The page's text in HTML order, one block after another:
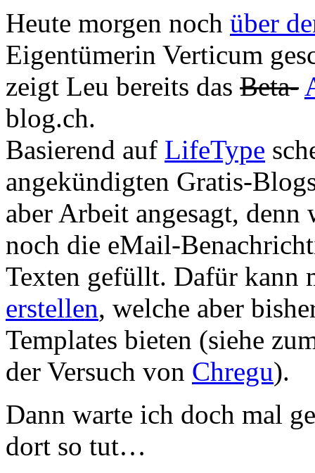
Heute morgen noch über
Eigentümerin Verticum
zeigt Leu bereits das Beta-
blog.ch.
Basierend auf LifeType
angekündigten Gratis-
aber Arbeit angesagt, denn
noch die eMail-
Texten gefüllt. Dafür kann
erstellen, welche aber
Templates bieten (siehe
der Versuch von Chregu).
Dann warte ich doch mal
dort so tut…